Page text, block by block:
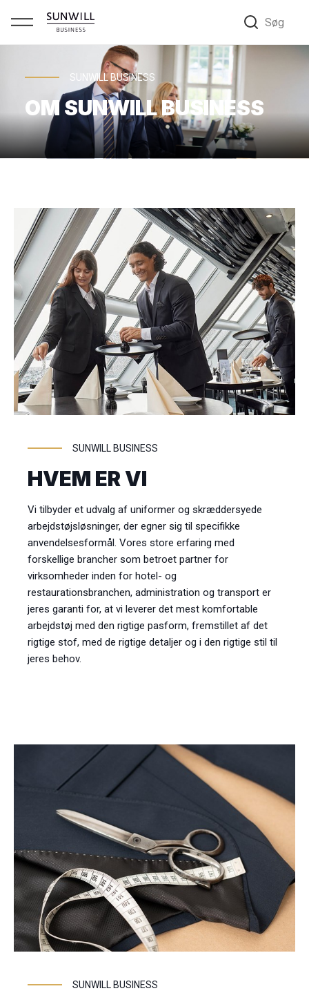
Søg
SUNWILL BUSINESS
OM SUNWILL BUSINESS
SUNWILL BUSINESS
HVEM ER VI
Vi tilbyder et udvalg af uniformer og skræddersyede
arbejdstøjsløsninger, der egner sig til specifikke
anvendelsesformål. Vores store erfaring med
forskellige brancher som betroet partner for
virksomheder inden for hotel- og
restaurationsbranchen, administration og transport er
jeres garanti for, at vi leverer det mest komfortable
arbejdstøj med den rigtige pasform, fremstillet af det
rigtige stof, med de rigtige detaljer og i den rigtige stil til
jeres behov.
SUNWILL BUSINESS